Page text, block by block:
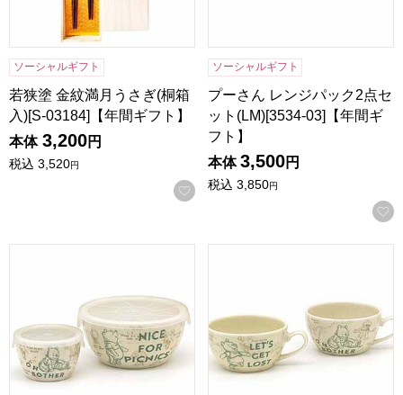
ソーシャルギフト
若狭塗 金紋満月うさぎ(桐箱
入)[S-03184]【年間ギフト】
本体 3,200円
税込 3,520円
お気に入りに登録する
ソーシャルギフト
プーさん レンジパック2点セ
ット(LM)[3534-03]【年間ギ
フト】
本体 3,500円
税込 3,850円